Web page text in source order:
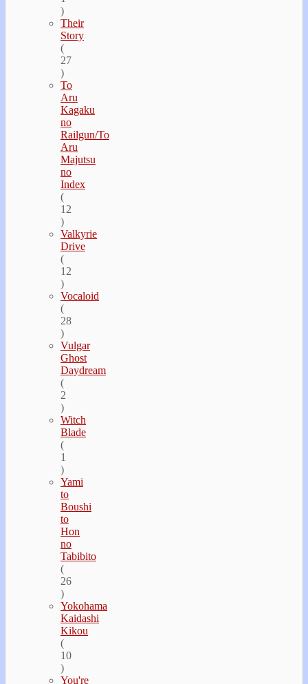
)
Their
Story
(
27
)
To
Aru
Kagaku
no
Railgun/To
Aru
Majutsu
no
Index
(
12
)
Valkyrie
Drive
(
12
)
Vocaloid
(
28
)
Vulgar
Ghost
Daydream
(
2
)
Witch
Blade
(
1
)
Yami
to
Boushi
to
Hon
no
Tabibito
(
26
)
Yokohama
Kaidashi
Kikou
(
10
)
You're